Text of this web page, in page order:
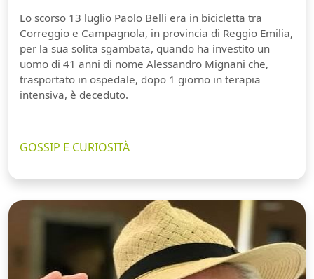
Lo scorso 13 luglio Paolo Belli era in bicicletta tra
Correggio e Campagnola, in provincia di Reggio Emilia,
per la sua solita sgambata, quando ha investito un
uomo di 41 anni di nome Alessandro Mignani che,
trasportato in ospedale, dopo 1 giorno in terapia
intensiva, è deceduto.
GOSSIP E CURIOSITÀ